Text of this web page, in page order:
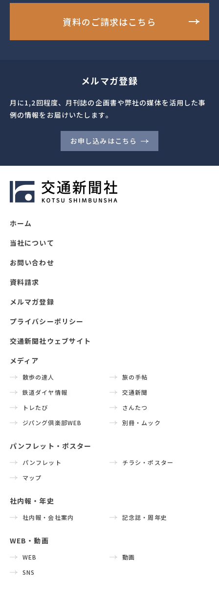
資料のご請求はこちら
メルマガ登録
月に1,2回程度、月刊誌の企画書や弊社の媒体を活用した事
例の情報をお届けいたします。
お申し込みはこちら
ホーム
当社について
お問い合わせ
資料請求
メルマガ登録
プライバシーポリシー
交通新聞社ウェブサイト
メディア
散歩の達人
旅の手帖
鉄道ダイヤ情報
交通新聞
トレたび
さんたつ
ジパング倶楽部WEB
別冊・ムック
パンフレット・ポスター
パンフレット
チラシ・ポスター
マップ
社内報・年史
社内報・会社案内 記念誌・周年史
WEB・動画
WEB
動画
SNS